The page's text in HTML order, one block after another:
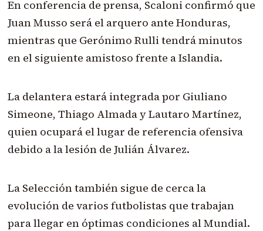
En conferencia de prensa, Scaloni confirmó que
Juan Musso será el arquero ante Honduras,
mientras que Gerónimo Rulli tendrá minutos
en el siguiente amistoso frente a Islandia.
La delantera estará integrada por Giuliano
Simeone, Thiago Almada y Lautaro Martínez,
quien ocupará el lugar de referencia ofensiva
debido a la lesión de Julián Álvarez.
La Selección también sigue de cerca la
evolución de varios futbolistas que trabajan
para llegar en óptimas condiciones al Mundial.